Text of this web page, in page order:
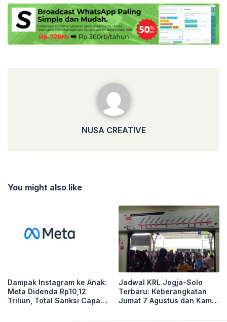
NUSA CREATIVE
You might also like
Dampak Instagram ke Anak:
Meta Didenda Rp10,12
Triliun, Total Sanksi Capai
Jadwal KRL Jogja-Solo
Terbaru: Keberangkatan
Jumat 7 Agustus dan Kamis